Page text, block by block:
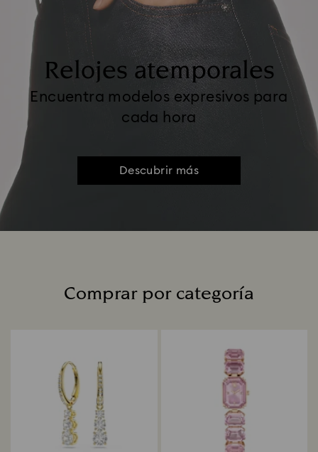
Relojes atemporales
Encuentra modelos expresivos para
cada hora
Descubrir más
Comprar por categoría